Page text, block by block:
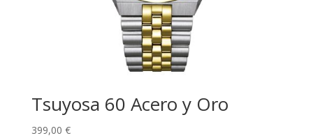
Tsuyosa 60 Acero y Oro
399,00 €